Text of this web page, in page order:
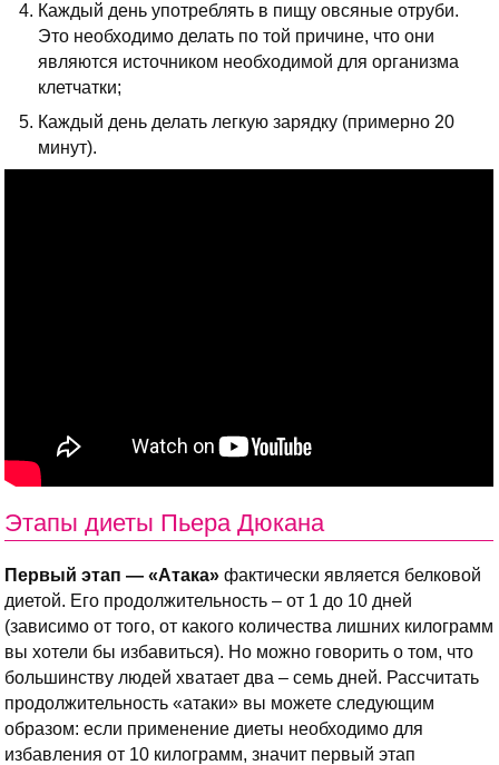
Каждый день употреблять в пищу овсяные отруби.
Это необходимо делать по той причине, что они
являются источником необходимой для организма
клетчатки;
Каждый день делать легкую зарядку (примерно 20
минут).
Этапы диеты Пьера Дюкана
Первый этап — «Атака» фактически является белковой
диетой. Его продолжительность – от 1 до 10 дней
(зависимо от того, от какого количества лишних килограмм
вы хотели бы избавиться). Но можно говорить о том, что
большинству людей хватает два – семь дней. Рассчитать
продолжительность «атаки» вы можете следующим
образом: если применение диеты необходимо для
избавления от 10 килограмм, значит первый этап